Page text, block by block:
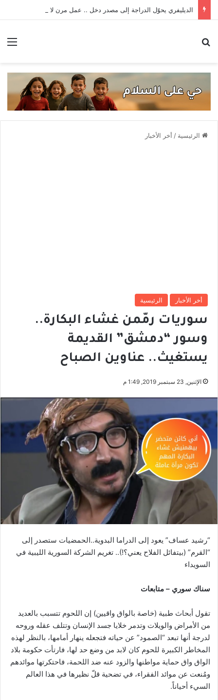
الرئيسية / أخر الأخبار
أخر الأخبار الرئيسية
سوريات رمّمن غشاء البكارة..
وسور “دمشق” القديمة
يستغيث.. عناوين الصباح
الإثنين, 23 سبتمبر 2019, 1:49 م
“رشيد عساف” يعود إلى الدراما البدوية..الحمضيات ستصدر إلى
“القرم” (بيتفائل الفلاح يعني؟!).. تغريم الشركة السورية الليبية في
السويداء
سناك سوري – متابعات
تقول أبحاث طبية (خاصة بالواق واقيين) إن اللحوم تتسبب بالعديد
من الأمراض والويلات وتدمر خلايا جسد الإنسان وتتلف عقله وروحه
لدرجة أنها تبعد “الصمود” عن حياته فتجعله ينهار أمامها، بالنظر لهذه
المخاطر الكبيرة للحوم كان لابد من وضع حد لها، فارتأت حكومة بلاد
الواق واق حماية مواطنها والزود عنه ضد اللحمة، فاحتكرتها موائدهم
ومُنعت عن موائد الفقراء، في تضحية قلّ نظيرها في هذا العالم
السيء أحياناً.